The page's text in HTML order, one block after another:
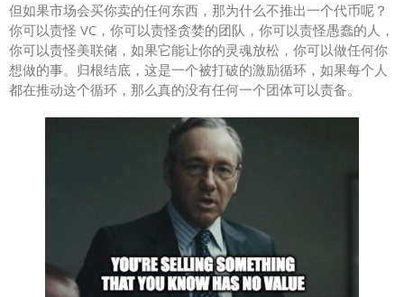
但如果市场会买你卖的任何东西，那为什么不推出一个代币呢？
你可以责怪 VC，你可以责怪贪婪的团队，你可以责怪愚蠢的人，
你可以责怪美联储，如果它能让你的灵魂放松，你可以做任何你
想做的事。归根结底，这是一个被打破的激励循环，如果每个人
都在推动这个循环，那么真的没有任何一个团体可以责备。